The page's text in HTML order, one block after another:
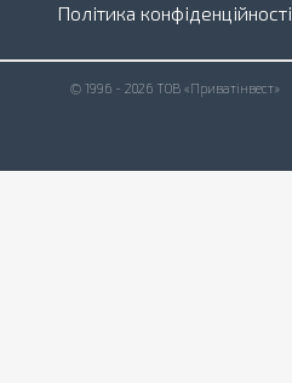
Політика конфіденційності
© 1996 - 2026 ТОВ «Приватінвест»